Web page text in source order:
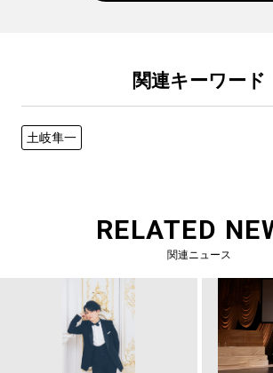
関連キーワード
土岐隼一
RELATED
関連ニュース